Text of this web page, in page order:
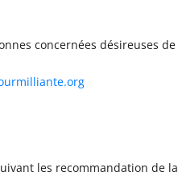
concernées désireuses
les recommandation de la